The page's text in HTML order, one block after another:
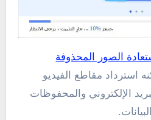
الصور المحذوفة
استرداد مقاطع الفيديو
الإلكتروني والمحفوظات